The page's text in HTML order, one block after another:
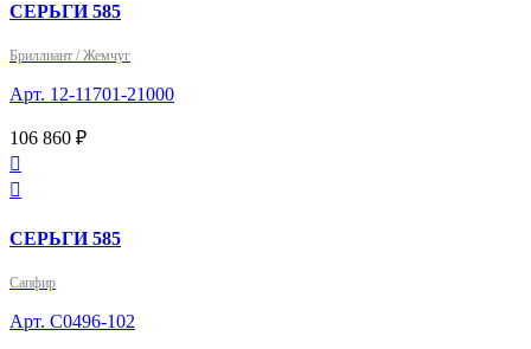
СЕРЬГИ 585
Бриллиант / Жемчуг
Арт. 12-11701-21000
106 860 ₽


СЕРЬГИ 585
Сапфир
Арт. С0496-102